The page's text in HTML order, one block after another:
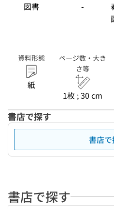
図書 -
資料形態
紙
ページ数・大き
さ等
1枚 ; 30 cm
書店で探す
書店で
書店で探す